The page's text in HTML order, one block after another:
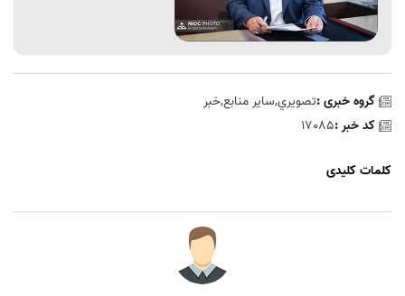
گروه خبری :تصويري,سایر منابع,خبر
کد خبر :17085
کلمات کلیدی